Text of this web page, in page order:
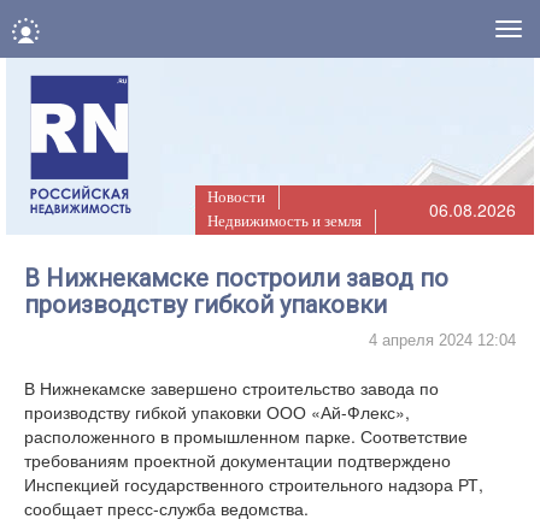
Новости
Недвижимость и земля
06.08.2026
В Нижнекамске построили завод по
производству гибкой упаковки
4 апреля 2024 12:04
В Нижнекамске завершено строительство завода по
производству гибкой упаковки ООО «Ай-Флекс»,
расположенного в промышленном парке. Соответствие
требованиям проектной документации подтверждено
Инспекцией государственного строительного надзора РТ,
сообщает пресс-служба ведомства.